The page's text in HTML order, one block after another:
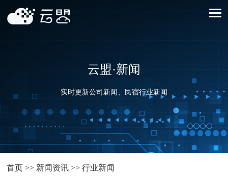
云盟·新闻
实时更新公司新闻、民宿行业新闻
首页 >> 新闻资讯 >>行业新闻